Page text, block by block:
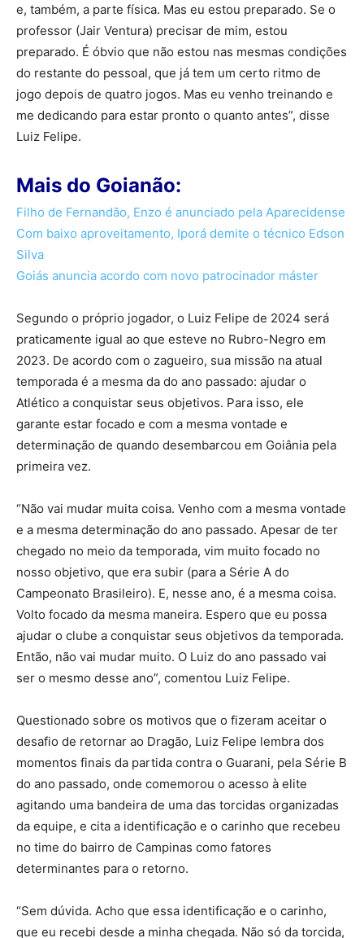
e, também, a parte física. Mas eu estou preparado. Se o
professor (Jair Ventura) precisar de mim, estou
preparado. É óbvio que não estou nas mesmas condições
do restante do pessoal, que já tem um certo ritmo de
jogo depois de quatro jogos. Mas eu venho treinando e
me dedicando para estar pronto o quanto antes”, disse
Luiz Felipe.
Mais do Goianão:
Filho de Fernandão, Enzo é anunciado pela Aparecidense
Com baixo aproveitamento, Iporá demite o técnico Edson
Silva
Goiás anuncia acordo com novo patrocinador máster
Segundo o próprio jogador, o Luiz Felipe de 2024 será
praticamente igual ao que esteve no Rubro-Negro em
2023. De acordo com o zagueiro, sua missão na atual
temporada é a mesma da do ano passado: ajudar o
Atlético a conquistar seus objetivos. Para isso, ele
garante estar focado e com a mesma vontade e
determinação de quando desembarcou em Goiânia pela
primeira vez.
“Não vai mudar muita coisa. Venho com a mesma vontade
e a mesma determinação do ano passado. Apesar de ter
chegado no meio da temporada, vim muito focado no
nosso objetivo, que era subir (para a Série A do
Campeonato Brasileiro). E, nesse ano, é a mesma coisa.
Volto focado da mesma maneira. Espero que eu possa
ajudar o clube a conquistar seus objetivos da temporada.
Então, não vai mudar muito. O Luiz do ano passado vai
ser o mesmo desse ano”, comentou Luiz Felipe.
Questionado sobre os motivos que o fizeram aceitar o
desafio de retornar ao Dragão, Luiz Felipe lembra dos
momentos finais da partida contra o Guarani, pela Série B
do ano passado, onde comemorou o acesso à elite
agitando uma bandeira de uma das torcidas organizadas
da equipe, e cita a identificação e o carinho que recebeu
no time do bairro de Campinas como fatores
determinantes para o retorno.
“Sem dúvida. Acho que essa identificação e o carinho,
que eu recebi desde a minha chegada. Não só da torcida,